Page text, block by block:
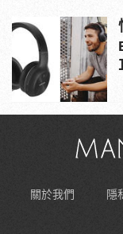
關於我們 隱